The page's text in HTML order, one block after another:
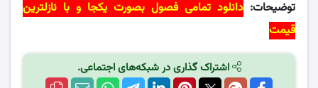
توضیحات: دانلود تمامی فصول بصورت یکجا و با نازلترین
قیمت
اشتراک گذاری در شبکه‌های اجتماعی.